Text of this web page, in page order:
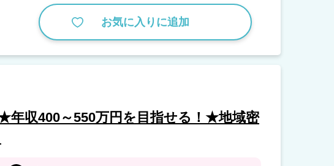
お気に入りに追加
収400～550万円を目指せる！★地域密